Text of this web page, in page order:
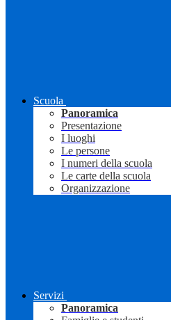
Scuola
Panoramica
Presentazione
I luoghi
Le persone
I numeri della scuola
Le carte della scuola
Organizzazione
Servizi
Panoramica